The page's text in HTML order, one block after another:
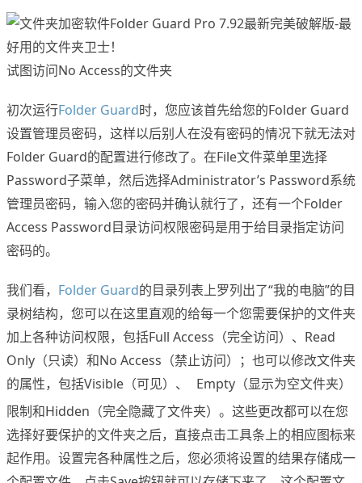
试图访问No Access的文件夹
初次运行Folder Guard时，您应该首先给您的Folder Guard
设置管理员密码，这样以后别人在没有密码的情况下就无法对
Folder Guard的配置进行修改了。在File文件菜单里选择
Password子菜单，然后选择Administrator’s Password系统
管理员密码，输入您的密码并确认就行了，还有一个Folder
Access Password目录访问权限密码是用于给目录指定访问
密码的。
我们看， Folder Guard的目录列表上罗列出了“我的电脑”的目
录树结构，您可以在这里直观的给每一个您需要保护的文件夹
加上各种访问权限，包括Full Access（完全访问）、Read
Only（只读）和No Access（禁止访问）；也可以修改文件夹
的属性，包括Visible（可见）、
Empty（显示为空文件夹）
限制和Hidden（完全隐藏了文件夹）。这些更改都可以在您
选择好要保护的文件夹之后，直接点击工具条上的相应图标来
起作用。设置完各种属性之后，您必须将设置的结果存储成一